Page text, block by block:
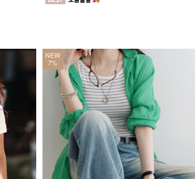
NEW
7%